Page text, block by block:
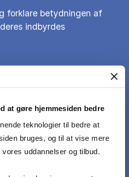
at gøre hjemmesiden bedre
teknologier til bedre at
bruges, og til at vise mere
uddannelser og tilbud.
forklare betydningen af
indbyrdes
diskutere eksempler, der
til at vise den
i konkrete
foreslå foranstaltninger til